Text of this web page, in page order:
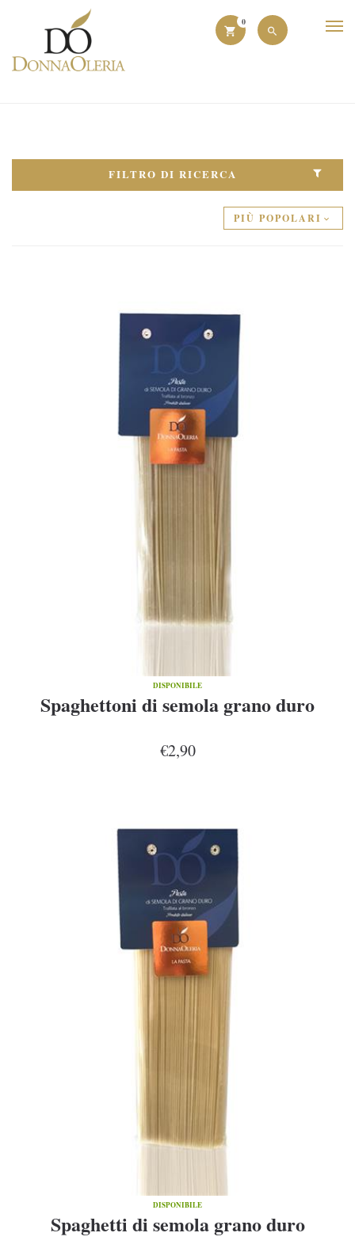
0
FILTRO DI RICERCA
PIÙ POPOLARI
DISPONIBILE
Spaghettoni di semola grano duro
€2,90
DISPONIBILE
Spaghetti di semola grano duro